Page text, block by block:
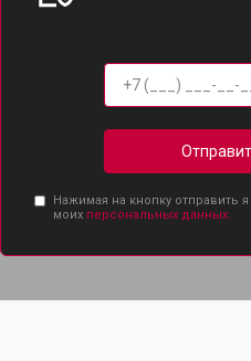
Нажимая на кнопку отправить
моих персональных данных.